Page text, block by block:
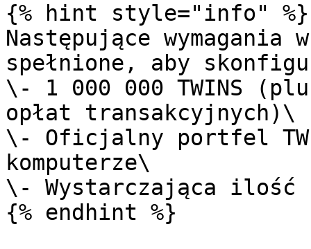
{% hint style="info" %}
Następujące wymagania
spełnione, aby
\- 1 000 000 TWINS
opłat transakcyjnych)\
\- Oficjalny portfel
komputerze\
\- Wystarczająca ilość
{% endhint %}